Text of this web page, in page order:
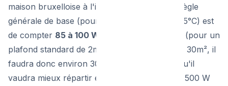
maison bruxelloise à l'isolation moyenne, la règle
générale de base (pour de l'eau chauffée à 65°C) est
de compter 85 à 100 Watts par mètre carré
(pour un
plafond standard de 2m50). Pour un salon de 30m², il
faudra donc environ 3000 W de puissance, qu'il
vaudra mieux répartir en deux radiateurs de 1500 W